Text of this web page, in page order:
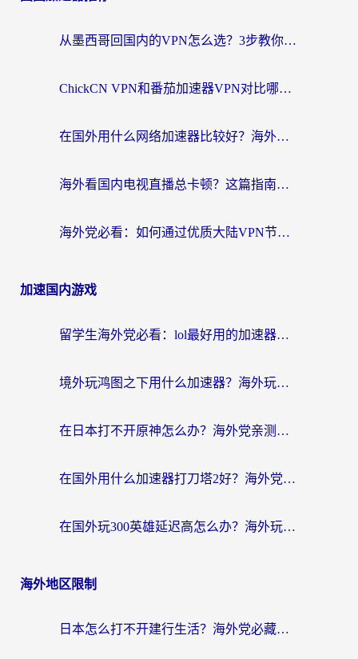
从墨西哥回国内的VPN怎么选？3步教你无缝刷剧、玩国服游戏
ChickCN VPN和番茄加速器VPN对比哪个回国效果更好？海外党亲测后的真实答案
在国外用什么网络加速器比较好？海外党亲测：从痛点到解决方案的全攻略
海外看国内电视直播总卡顿？这篇指南教你选对回国加速器，无缝追剧不发愁
海外党必看：如何通过优质大陆VPN节点无缝访问国内资源？
加速国内游戏
留学生海外党必看：lol最好用的加速器怎么选？附一梦江湖、神鬼传奇加速攻略
境外玩鸿图之下用什么加速器？海外玩家必看的国服游戏加速全攻略
在日本打不开原神怎么办？海外党亲测有效的国服游戏加速指南
在国外用什么加速器打刀塔2好？海外党国服游戏加速避坑指南
在国外玩300英雄延迟高怎么办？海外玩家亲测有效的加速器选择指南
海外地区限制
日本怎么打不开建行生活？海外党必藏的回国加速指南（含丹麦国外影音问题破解）